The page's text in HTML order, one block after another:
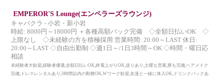
EMPEROR'S Lounge(エンペラーズラウンジ)
キャバクラ - 小岩・新小岩
時給: 8000円～18000円 ＋各種高額バック完備 ◇全額日払いOK ◇
上限なし ◇未経験の方を積極採用 営業時間: 20:00～LAST 休日:
20:00～LAST ◇自由出勤制 ◇週1日～/1日3時間～OK ◇時間・曜日応
相談
未経験者大歓迎,経験者優遇,全額日払いOK,終電上がりOK,送りあり,土曜も営業,寮も完備,ヘアメイク
完備,ドレスレンタルあり,3時間以内の勤務OK,Wワーク歓迎,友達と一緒に体入OK,ドリンクバックあ